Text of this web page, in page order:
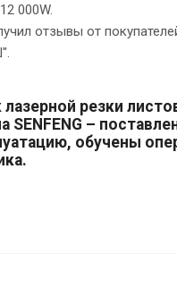
000W.
отзывы от
лазерной резки
SENFENG –
обучены